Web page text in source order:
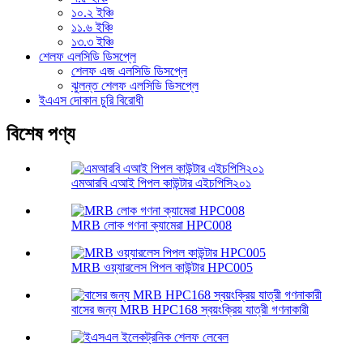
১০.২ ইঞ্চি
১১.৬ ইঞ্চি
১৩.৩ ইঞ্চি
শেলফ এলসিডি ডিসপ্লে
শেলফ এজ এলসিডি ডিসপ্লে
ঝুলন্ত শেলফ এলসিডি ডিসপ্লে
ইএএস দোকান চুরি বিরোধী
বিশেষ পণ্য
এমআরবি এআই পিপল কাউন্টার এইচপিসি২০১
MRB লোক গণনা ক্যামেরা HPC008
MRB ওয়্যারলেস পিপল কাউন্টার HPC005
বাসের জন্য MRB HPC168 স্বয়ংক্রিয় যাত্রী গণনাকারী